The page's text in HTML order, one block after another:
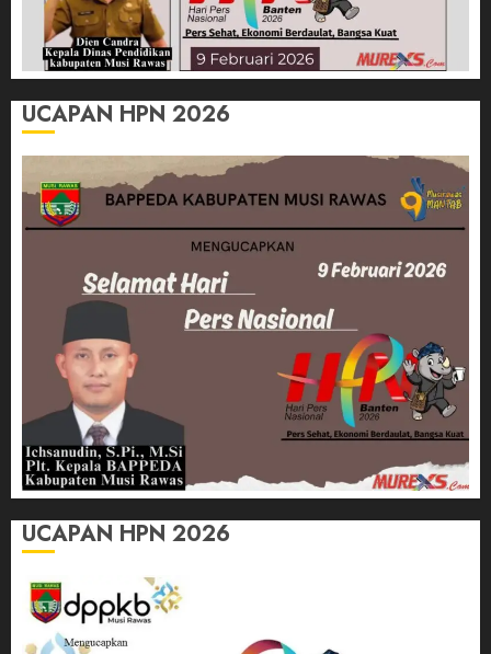
UCAPAN HPN 2026
UCAPAN HPN 2026